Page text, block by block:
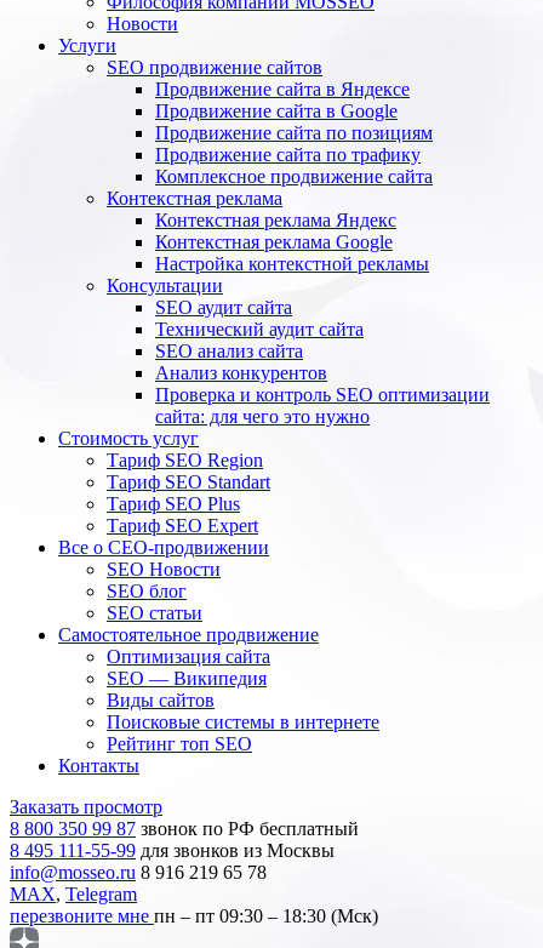
Новости
Услуги
SEO продвижение сайтов
Продвижение сайта в Яндексе
Продвижение сайта в Google
Продвижение сайта по позициям
Продвижение сайта по трафику
Комплексное продвижение сайта
Контекстная реклама
Контекстная реклама Яндекс
Контекстная реклама Google
Настройка контекстной рекламы
Консультации
SEO аудит сайта
Технический аудит сайта
SEO анализ сайта
Анализ конкурентов
Проверка и контроль SEO оптимизации
сайта: для чего это нужно
Стоимость услуг
Тариф SEO Region
Тариф SEO Standart
Тариф SEO Plus
Тариф SEO Expert
Все о СЕО-продвижении
SEO Новости
SEO блог
SEO статьи
Самостоятельное продвижение
Оптимизация сайта
SEO — Википедия
Виды сайтов
Поисковые системы в интернете
Рейтинг топ SEO
Контакты
Заказать просмотр
8 800 350 99 87 звонок по РФ бесплатный
8 495 111-55-99 для звонков из Москвы
info@mosseo.ru 8 916 219 65 78
MAX, Telegram
перезвоните мне пн – пт 09:30 – 18:30 (Мск)